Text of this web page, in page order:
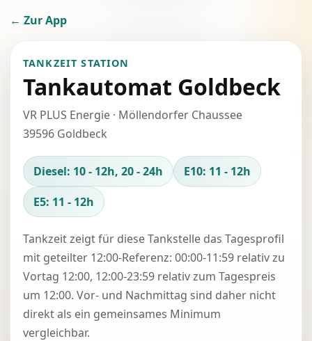
← Zur App
TANKZEIT STATION
Tankautomat Goldbeck
VR PLUS Energie · Möllendorfer Chaussee
39596 Goldbeck
Diesel: 10 - 12h, 20 - 24h
E10: 11 - 12h
E5: 11 - 12h
Tankzeit zeigt für diese Tankstelle das Tagesprofil
mit geteilter 12:00-Referenz: 00:00-11:59 relativ zu
Vortag 12:00, 12:00-23:59 relativ zum Tagespreis
um 12:00. Vor- und Nachmittag sind daher nicht
direkt als ein gemeinsames Minimum
vergleichbar.